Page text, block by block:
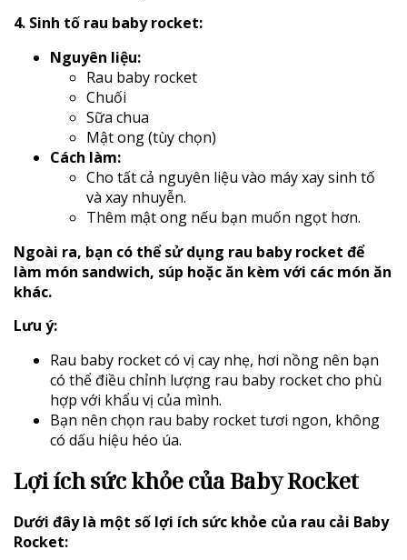
4. Sinh tố rau baby rocket:
Nguyên liệu:
Rau baby rocket
Chuối
Sữa chua
Mật ong (tùy chọn)
Cách làm:
Cho tất cả nguyên liệu vào máy xay sinh tố
và xay nhuyễn.
Thêm mật ong nếu bạn muốn ngọt hơn.
Ngoài ra, bạn có thể sử dụng rau baby rocket để
làm món sandwich, súp hoặc ăn kèm với các món ăn
khác.
Lưu ý:
Rau baby rocket có vị cay nhẹ, hơi nồng nên bạn
có thể điều chỉnh lượng rau baby rocket cho phù
hợp với khẩu vị của mình.
Bạn nên chọn rau baby rocket tươi ngon, không
có dấu hiệu héo úa.
Lợi ích sức khỏe của Baby Rocket
Dưới đây là một số lợi ích sức khỏe của rau cải Baby
Rocket: